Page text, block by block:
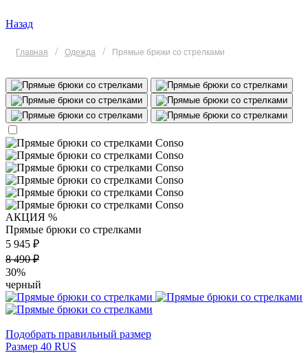
Назад
Главная / Одежда / Прямые брюки со стрелками
АКЦИЯ %
Прямые брюки со стрелками
5 945 ₽
8 490 ₽
30%
черный
Подобрать правильный размер
Размер 40 RUS